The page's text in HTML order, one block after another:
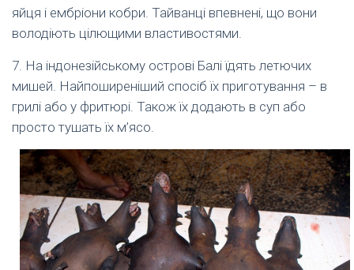
яйця і ембріони кобри. Тайванці впевнені, що вони
володіють цілющими властивостями.
7. На індонезійському острові Балі їдять летючих
мишей. Найпоширеніший спосіб їх приготування – в
грилі або у фритюрі. Також їх додають в суп або
просто тушать їх м’ясо.